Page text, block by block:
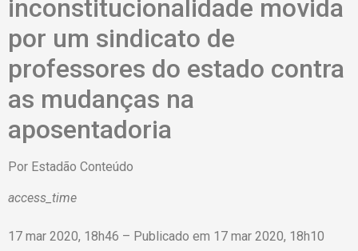
inconstitucionalidade movida
por um sindicato de
professores do estado contra
as mudanças na
aposentadoria
Por Estadão Conteúdo
access_time
17 mar 2020, 18h46 – Publicado em 17 mar 2020, 18h10